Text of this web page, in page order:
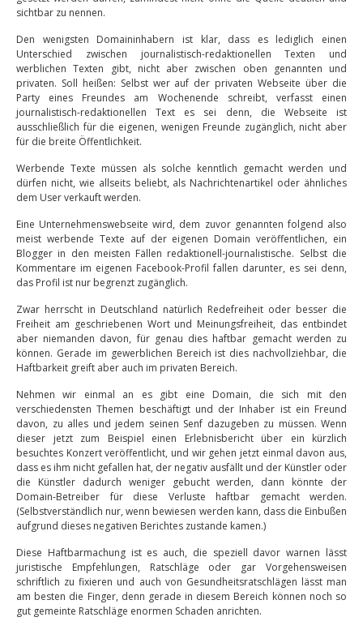
sichtbar zu nennen.
Den wenigsten Domaininhabern ist klar, dass es lediglich einen
Unterschied zwischen journalistisch-redaktionellen Texten und
werblichen Texten gibt, nicht aber zwischen oben genannten und
privaten. Soll heißen: Selbst wer auf der privaten Webseite über die
Party eines Freundes am Wochenende schreibt, verfasst einen
journalistisch-redaktionellen Text es sei denn, die Webseite ist
ausschließlich für die eigenen, wenigen Freunde zugänglich, nicht aber
für die breite Öffentlichkeit.
Werbende Texte müssen als solche kenntlich gemacht werden und
dürfen nicht, wie allseits beliebt, als Nachrichtenartikel oder ähnliches
dem User verkauft werden.
Eine Unternehmenswebseite wird, dem zuvor genannten folgend also
meist werbende Texte auf der eigenen Domain veröffentlichen, ein
Blogger in den meisten Fällen redaktionell-journalistische. Selbst die
Kommentare im eigenen Facebook-Profil fallen darunter, es sei denn,
das Profil ist nur begrenzt zugänglich.
Zwar herrscht in Deutschland natürlich Redefreiheit oder besser die
Freiheit am geschriebenen Wort und Meinungsfreiheit, das entbindet
aber niemanden davon, für genau dies haftbar gemacht werden zu
können. Gerade im gewerblichen Bereich ist dies nachvollziehbar, die
Haftbarkeit greift aber auch im privaten Bereich.
Nehmen wir einmal an es gibt eine Domain, die sich mit den
verschiedensten Themen beschäftigt und der Inhaber ist ein Freund
davon, zu alles und jedem seinen Senf dazugeben zu müssen. Wenn
dieser jetzt zum Beispiel einen Erlebnisbericht über ein kürzlich
besuchtes Konzert veröffentlicht, und wir gehen jetzt einmal davon aus,
dass es ihm nicht gefallen hat, der negativ ausfällt und der Künstler oder
die Künstler dadurch weniger gebucht werden, dann könnte der
Domain-Betreiber für diese Verluste haftbar gemacht werden.
(Selbstverständlich nur, wenn bewiesen werden kann, dass die Einbußen
aufgrund dieses negativen Berichtes zustande kamen.)
Diese Haftbarmachung ist es auch, die speziell davor warnen lässt
juristische Empfehlungen, Ratschläge oder gar Vorgehensweisen
schriftlich zu fixieren und auch von Gesundheitsratschlägen lässt man
am besten die Finger, denn gerade in diesem Bereich können noch so
gut gemeinte Ratschläge enormen Schaden anrichten.